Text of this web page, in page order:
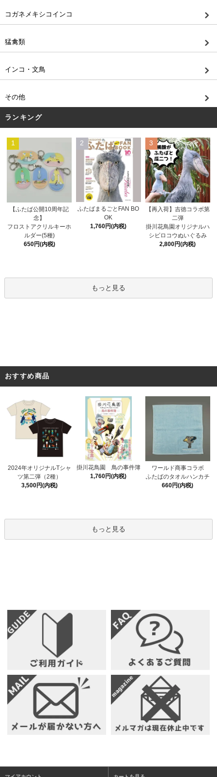
コガネメキシコインコ
猛禽類
インコ・文鳥
その他
ランキング
1
【ふたば公開10周年記
念】
フロストアクリルキーホ
ルダー(5種)
650円(内税)
2
ふたばまるごとFAN BO
OK
1,760円(内税)
3
【再入荷】吉徳コラボ第
二弾
掛川花鳥園オリジナルハ
シビロコウぬいぐるみ
2,800円(内税)
もっと見る
おすすめ商品
2024年オリジナルTシャ
ツ第二弾（2種）
3,500円(内税)
掛川花鳥園 鳥の事件簿
1,760円(内税)
ワールド商事コラボ
ふたばのタオルハンカチ
660円(内税)
もっと見る